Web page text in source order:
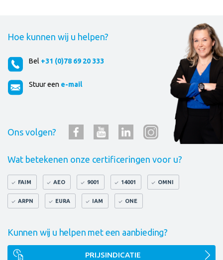
Hoe kunnen wij u helpen?
Bel +31 (0)78 69 20 333
Stuur een e-mail
Ons volgen?
Wat betekenen onze certificeringen voor u?
FAIM AEO 9001 14001 OMNI
ARPN EURA IAM ONE
Kunnen wij u helpen met een aanbieding?
PRIJSINDICATIE